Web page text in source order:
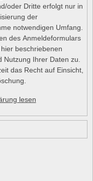
oder Dritte erfolgt nur in
der
notwendigen Umfang.
des Anmeldeformulars
beschriebenen
Nutzung Ihrer Daten zu.
das Recht auf Einsicht,
lesen